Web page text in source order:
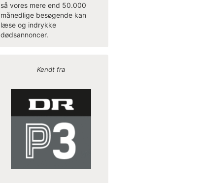
så vores mere end 50.000
månedlige besøgende kan
læse og indrykke
dødsannoncer.
Kendt fra